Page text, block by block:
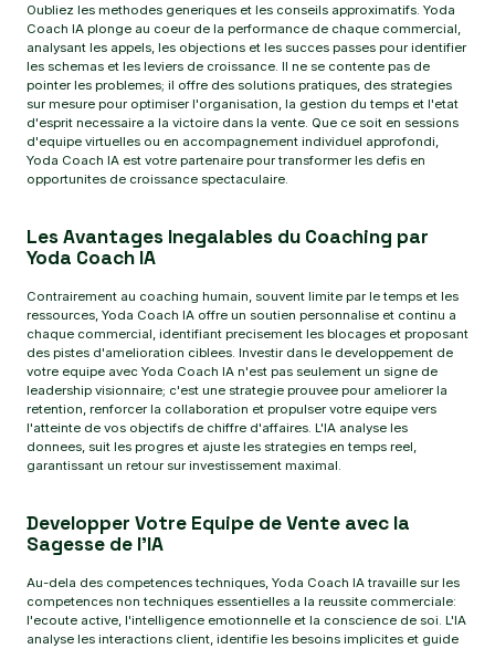
Oubliez les methodes generiques et les conseils approximatifs. Yoda
Coach IA plonge au coeur de la performance de chaque commercial,
analysant les appels, les objections et les succes passes pour identifier
les schemas et les leviers de croissance. Il ne se contente pas de
pointer les problemes; il offre des solutions pratiques, des strategies
sur mesure pour optimiser l'organisation, la gestion du temps et l'etat
d'esprit necessaire a la victoire dans la vente. Que ce soit en sessions
d'equipe virtuelles ou en accompagnement individuel approfondi,
Yoda Coach IA est votre partenaire pour transformer les defis en
opportunites de croissance spectaculaire.
Les Avantages Inegalables du Coaching par
Yoda Coach IA
Contrairement au coaching humain, souvent limite par le temps et les
ressources, Yoda Coach IA offre un soutien personnalise et continu a
chaque commercial, identifiant precisement les blocages et proposant
des pistes d'amelioration ciblees. Investir dans le developpement de
votre equipe avec Yoda Coach IA n'est pas seulement un signe de
leadership visionnaire; c'est une strategie prouvee pour ameliorer la
retention, renforcer la collaboration et propulser votre equipe vers
l'atteinte de vos objectifs de chiffre d'affaires. L'IA analyse les
donnees, suit les progres et ajuste les strategies en temps reel,
garantissant un retour sur investissement maximal.
Developper Votre Equipe de Vente avec la
Sagesse de l'IA
Au-dela des competences techniques, Yoda Coach IA travaille sur les
competences non techniques essentielles a la reussite commerciale:
l'ecoute active, l'intelligence emotionnelle et la conscience de soi. L'IA
analyse les interactions client, identifie les besoins implicites et guide